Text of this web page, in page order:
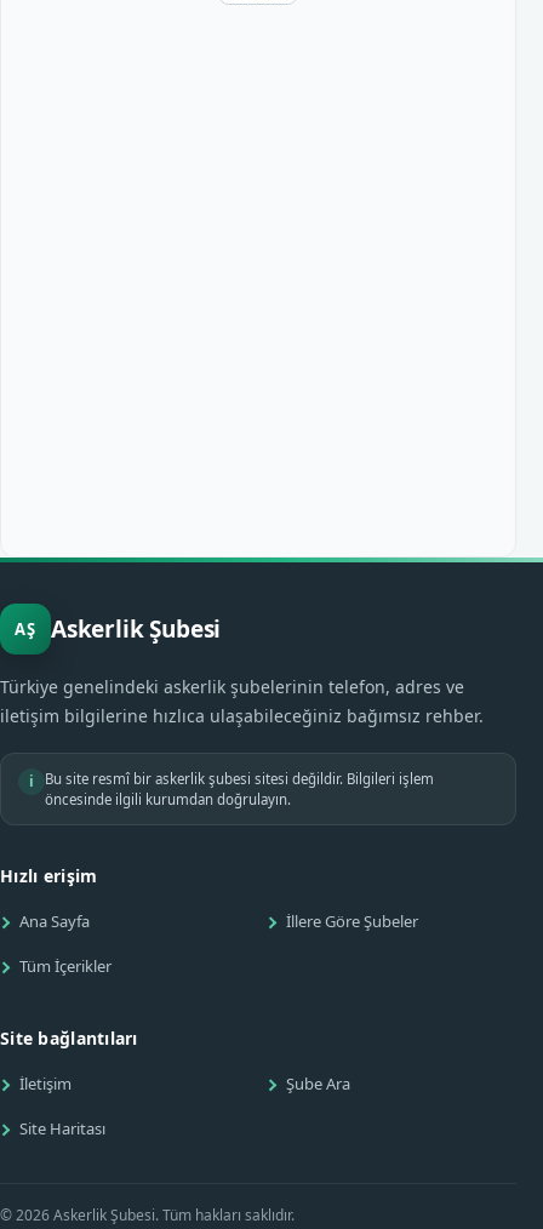
AŞ Askerlik Şubesi
Türkiye genelindeki askerlik şubelerinin telefon, adres ve
iletişim bilgilerine hızlıca ulaşabileceğiniz bağımsız rehber.
i
Bu site resmî bir askerlik şubesi sitesi değildir. Bilgileri işlem
öncesinde ilgili kurumdan doğrulayın.
Hızlı erişim
Ana Sayfa İllere Göre Şubeler
Tüm İçerikler
Site bağlantıları
İletişim Şube Ara
Site Haritası
© 2026 Askerlik Şubesi. Tüm hakları saklıdır.